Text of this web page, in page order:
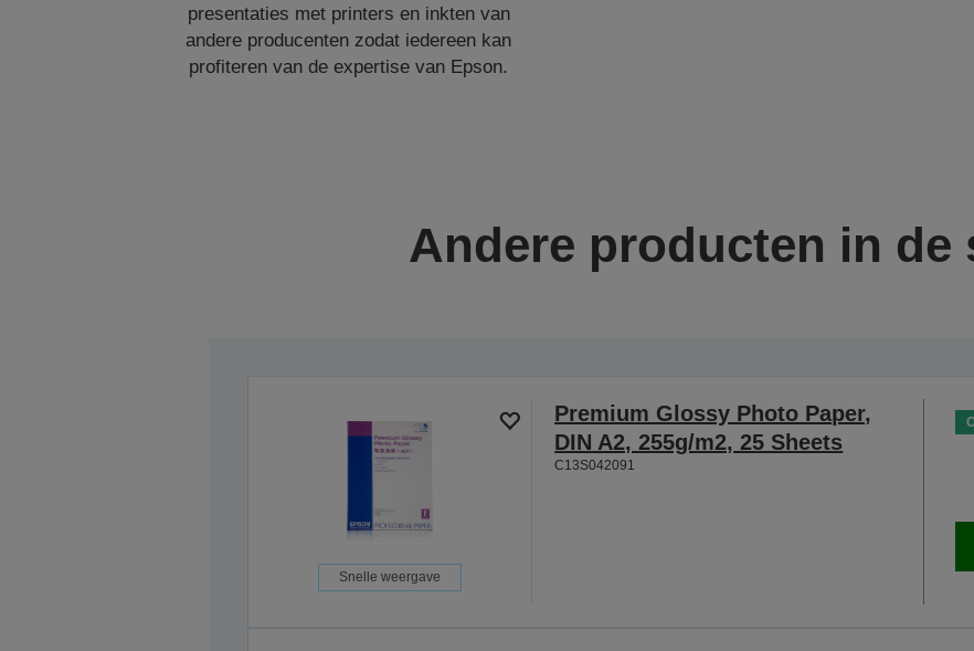
presentaties met printers en inkten van
andere producenten zodat iedereen kan
profiteren van de expertise van Epson.
Andere producten in de
Snelle weergave
Premium Glossy Photo Paper,
DIN A2, 255g/m2, 25 Sheets
C13S042091